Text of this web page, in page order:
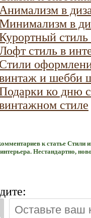
Анимализм в
в
стиль
стиль в
Стили
и шебби
ко дню
стиле
к статье Стили
Нестандартно,